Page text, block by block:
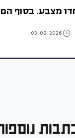
מצבע. בסוף
03-08-2026